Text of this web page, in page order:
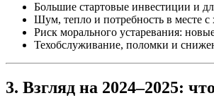
Большие стартовые инвестиции и
Шум, тепло и потребность в месте
Риск морального устаревания:
Техобслуживание, поломки и
3. Взгляд на 2024–2025: